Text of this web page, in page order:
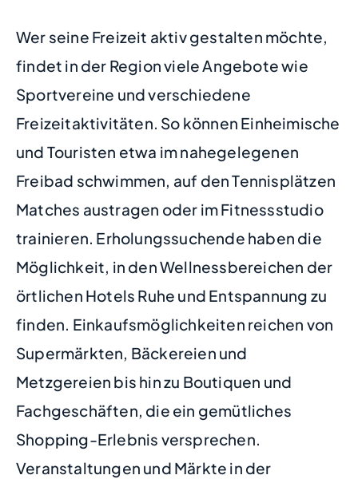
Wer seine Freizeit aktiv gestalten möchte,
findet in der Region viele Angebote wie
Sportvereine und verschiedene
Freizeitaktivitäten. So können Einheimische
und Touristen etwa im nahegelegenen
Freibad schwimmen, auf den Tennisplätzen
Matches austragen oder im Fitnessstudio
trainieren. Erholungssuchende haben die
Möglichkeit, in den Wellnessbereichen der
örtlichen Hotels Ruhe und Entspannung zu
finden. Einkaufsmöglichkeiten reichen von
Supermärkten, Bäckereien und
Metzgereien bis hin zu Boutiquen und
Fachgeschäften, die ein gemütliches
Shopping-Erlebnis versprechen.
Veranstaltungen und Märkte in der